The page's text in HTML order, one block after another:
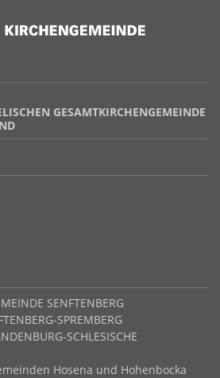
GESAMTKIRCHENGEMEINDE
SENFTENBERG
SPREMBERG
SCHLESISCHE
Hosena und Hohenbocka